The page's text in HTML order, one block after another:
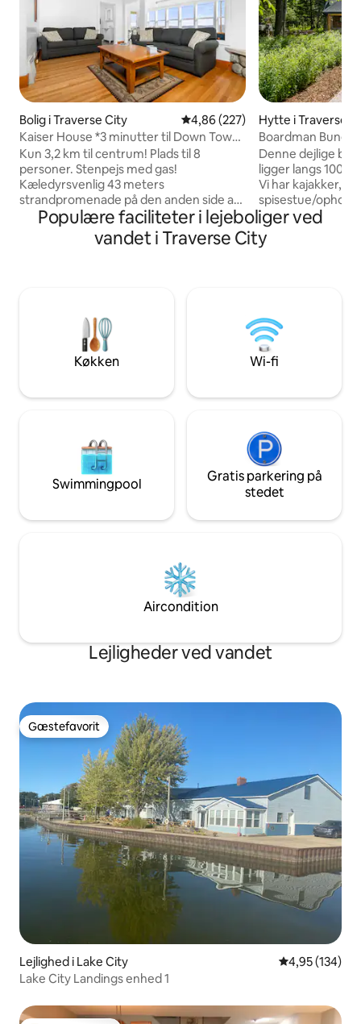
Bolig i Traverse City 4,86 ud af 5 i gennemsnitlig
4,86 (227)
Kaiser House *3 minutter til Down Town
TC *Plads til 8
Kun 3,2 km til centrum! Plads til 8
personer. Stenpejs med gas!
Kæledyrsvenlig 43 meters
strandpromenade på den anden side af
vejen 5 km fra The Commons 25 Miles til
Sleeping Bear Dunes 23 km til Sutton's
grund af beliggenheden, og vores udsigt
over West Grand Traverse Bay er
fantastisk! En offentlig strand 200 meter
væk 3 fantastiske restauranter en
Hytte i Traverse
Boardman
kajakroning,
Denne dejlige
ligger langs 1000
Vi har kajakker,
spisestue/
spabad.
statsejet jord og
vandreture,
Wi-fi hjælper dig
forbindelsen.
minutter til TC.
Populære faciliteter i lejeboliger ved
vandet i Traverse City
Køkken Wi-fi
Swimmingpool
Gratis parkering på
stedet
Aircondition
Lejligheder ved vandet
Gæstefavorit
Gæstefavorit
Lejlighed i Lake City 4,95 ud af 5 i
4,95 (134)
Lake City Landings enhed 1